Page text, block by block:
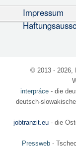
Impressum
© 2013 - 2026,
interpráce- die
deutsch-
jobtranzit.eu- die
Pressweb-